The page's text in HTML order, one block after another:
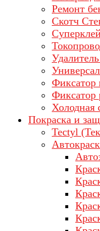
Ремонт
Скотч
Суперклей
Фиксатор
Фиксатор
Холодная
Покраска и
Tectyl